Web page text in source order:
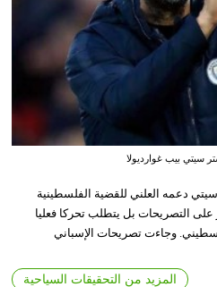
سيتي بيب غوارديولا
دعمه العلني للقضية الفلسطينية
التصريحات بل يتطلب تحركا فعليا
وجاءت تصريحات الإسباني
المزيد من التحقيقات السياحية